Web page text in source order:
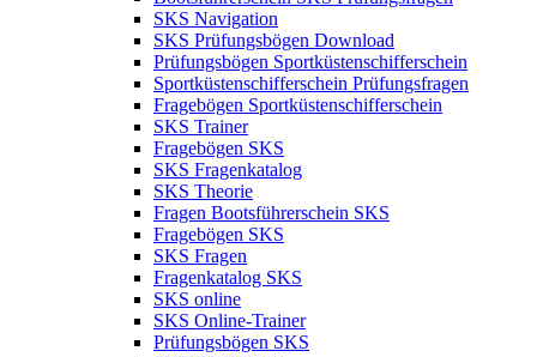
SKS Navigation
SKS Prüfungsbögen Download
Prüfungsbögen Sportküstenschifferschein
Sportküstenschifferschein Prüfungsfragen
Fragebögen Sportküstenschifferschein
SKS Trainer
Fragebögen SKS
SKS Fragenkatalog
SKS Theorie
Fragen Bootsführerschein SKS
Fragebögen SKS
SKS Fragen
Fragenkatalog SKS
SKS online
SKS Online-Trainer
Prüfungsbögen SKS